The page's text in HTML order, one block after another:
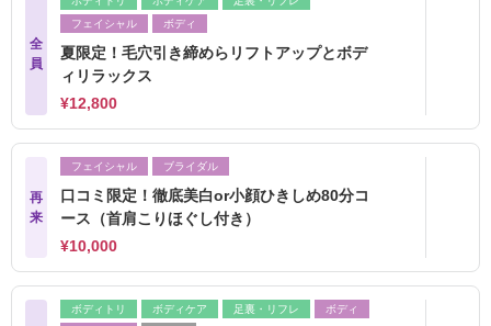
全
員
フェイシャル
ボディ
夏限定！毛穴引き締めらリフトアップとボデ
ィリラックス
¥12,800
再
来
フェイシャル ブライダル
口コミ限定！徹底美白or小顔ひきしめ80分コ
ース（首肩こりほぐし付き）
¥10,000
ボディトリ ボディケア 足裏・リフレ
ボディ